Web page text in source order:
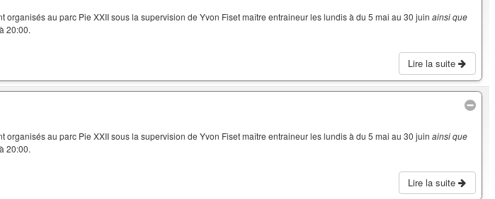
organisés au parc Pie XXII sous la supervision de Yvon Fiset maître entraineur les lundis à du 5 mai au 30 juin ainsi que
20:00.
Lire la suite
organisés au parc Pie XXII sous la supervision de Yvon Fiset maître entraineur les lundis à du 5 mai au 30 juin ainsi que
20:00.
Lire la suite